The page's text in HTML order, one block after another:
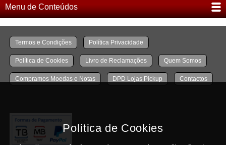
Menu de Conteúdos
Termos e Condições Política Privacidade
Política de Cookies Livro de Reclamações Quem Somos
Compramos Moedas e Notas DPD Lojas Pickup Contactos